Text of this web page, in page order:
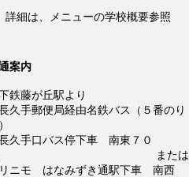
細は、メニューの学校概要参照
案内
鉄藤が丘駅より
久手郵便局経由名鉄バス（５番のり
久手口バス停下車 南東７０
または
ニモ はなみずき通駅下車 南西